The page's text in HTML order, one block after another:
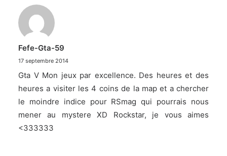
Fefe-Gta-59
17 septembre 2014
Gta V Mon jeux par excellence. Des heures et des
heures a visiter les 4 coins de la map et a chercher
le moindre indice pour RSmag qui pourrais nous
mener au mystere XD Rockstar, je vous aimes
<333333